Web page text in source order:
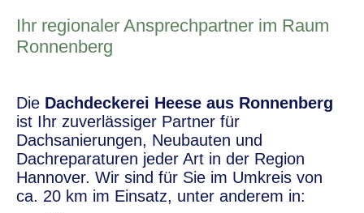
Ihr regionaler Ansprechpartner im Raum
Ronnenberg
Die Dachdeckerei Heese aus Ronnenberg
ist Ihr zuverlässiger Partner für
Dachsanierungen, Neubauten und
Dachreparaturen jeder Art in der Region
Hannover. Wir sind für Sie im Umkreis von
ca. 20 km im Einsatz, unter anderem in: